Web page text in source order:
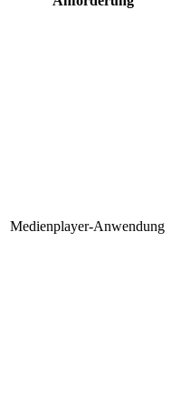
Medienplayer-Anwendung